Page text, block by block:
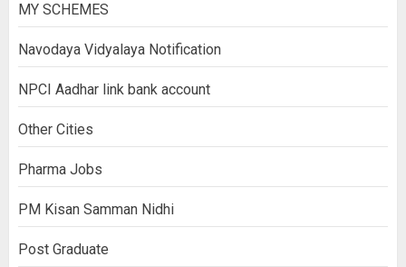
MY SCHEMES
Navodaya Vidyalaya Notification
NPCI Aadhar link bank account
Other Cities
Pharma Jobs
PM Kisan Samman Nidhi
Post Graduate